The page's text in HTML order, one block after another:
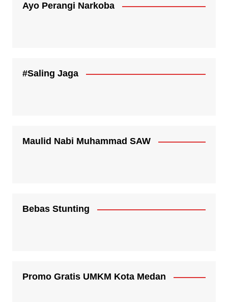
Ayo Perangi Narkoba
#Saling Jaga
Maulid Nabi Muhammad SAW
Bebas Stunting
Promo Gratis UMKM Kota Medan